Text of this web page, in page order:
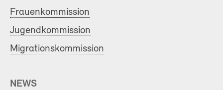
Frauenkommission
Jugendkommission
Migrationskommission
NEWS